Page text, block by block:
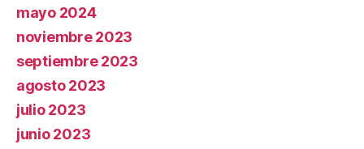
mayo 2024
noviembre 2023
septiembre 2023
agosto 2023
julio 2023
junio 2023